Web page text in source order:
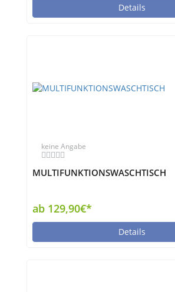
Details
keine Angabe
MULTIFUNKTIONSWASCHTISCH
ab 129,90€*
Details